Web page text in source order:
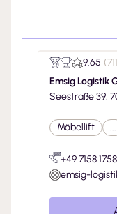
9.65 (
Emsig Logistik
Seestraße 39,
Möbellift ...
+49 7158
emsig-